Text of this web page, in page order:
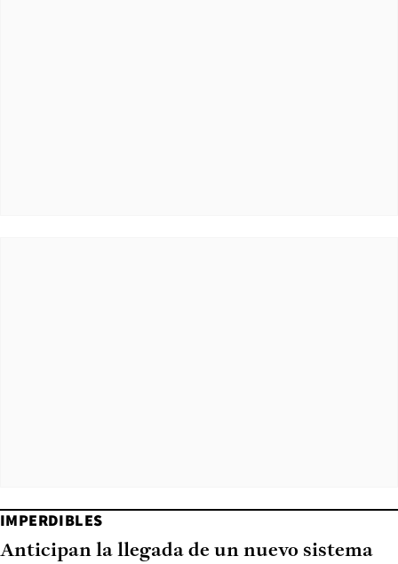
IMPERDIBLES
Anticipan la llegada de un nuevo sistema